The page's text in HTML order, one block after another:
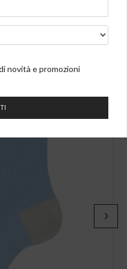
interessarti
novità e promozioni